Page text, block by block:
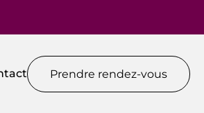
Prendre rendez-vous